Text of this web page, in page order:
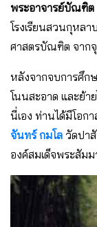
พระอาจารย์บัณฑิ
โรงเรียนสวนกุหล
ศาสตรบัณฑิต จาก
หลังจากจบการศึก
โนนสะอาด และย้า
นี่เอง ท่านได้มีโอก
จันทร์ กมโล วัดปา
องค์สมเด็จพระสัม